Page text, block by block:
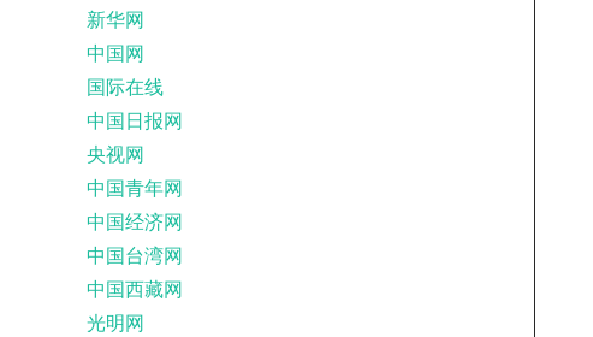
新华网
中国网
国际在线
中国日报网
央视网
中国青年网
中国经济网
中国台湾网
中国西藏网
光明网